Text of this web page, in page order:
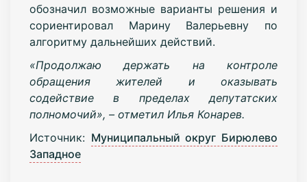
обозначил возможные варианты решения и
сориентировал Марину Валерьевну по
алгоритму дальнейших действий.
«Продолжаю держать на контроле
обращения жителей и оказывать
содействие в пределах депутатских
полномочий», – отметил Илья Конарев.
Источник: Муниципальный округ Бирюлево
Западное